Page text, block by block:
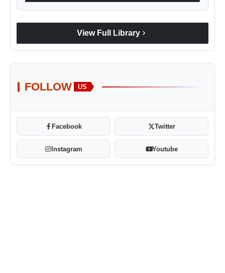
View Full Library chevron_right
FOLLOW US
Facebook Twitter
Instagram Youtube